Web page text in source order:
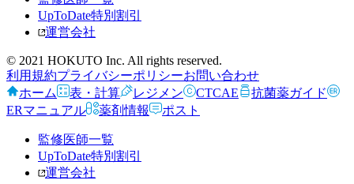
UpToDate特別割引
運営会社
© 2021 HOKUTO Inc. All rights reserved.
利用規約プライバシーポリシーお問い合わせ
ホーム
表・計算 レジメン CTCAE
抗菌薬ガイド
ERマニュアル
薬剤情報 ポスト
監修医師一覧
UpToDate特別割引
運営会社